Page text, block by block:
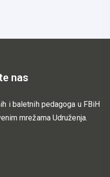
nas
i baletnih pedagoga u FBiH
mrežama Udruženja.